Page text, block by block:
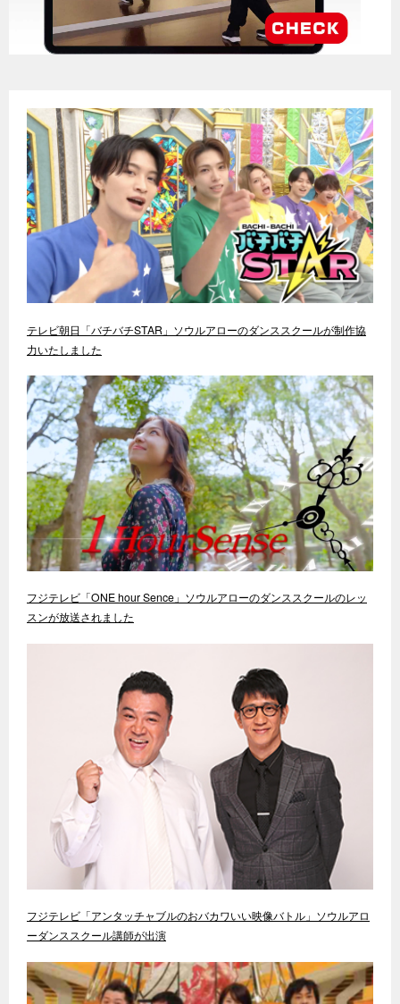
テレビ朝日「バチバチSTAR」ソウルアローのダンススクールが制作協
力いたしました
フジテレビ「ONE hour Sence」ソウルアローのダンススクールのレッ
スンが放送されました
フジテレビ「アンタッチャブルのおバカワいい映像バトル」ソウルアロ
ーダンススクール講師が出演